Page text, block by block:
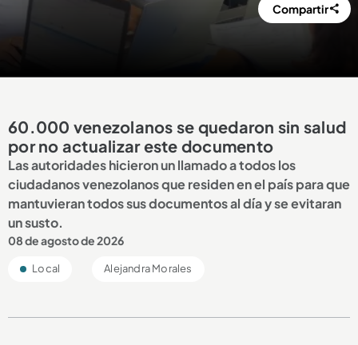
Compartir
60.000 venezolanos se quedaron sin salud
por no actualizar este documento
Las autoridades hicieron un llamado a todos los
ciudadanos venezolanos que residen en el país para que
mantuvieran todos sus documentos al día y se evitaran
un susto.
08 de agosto de 2026
Local Alejandra Morales